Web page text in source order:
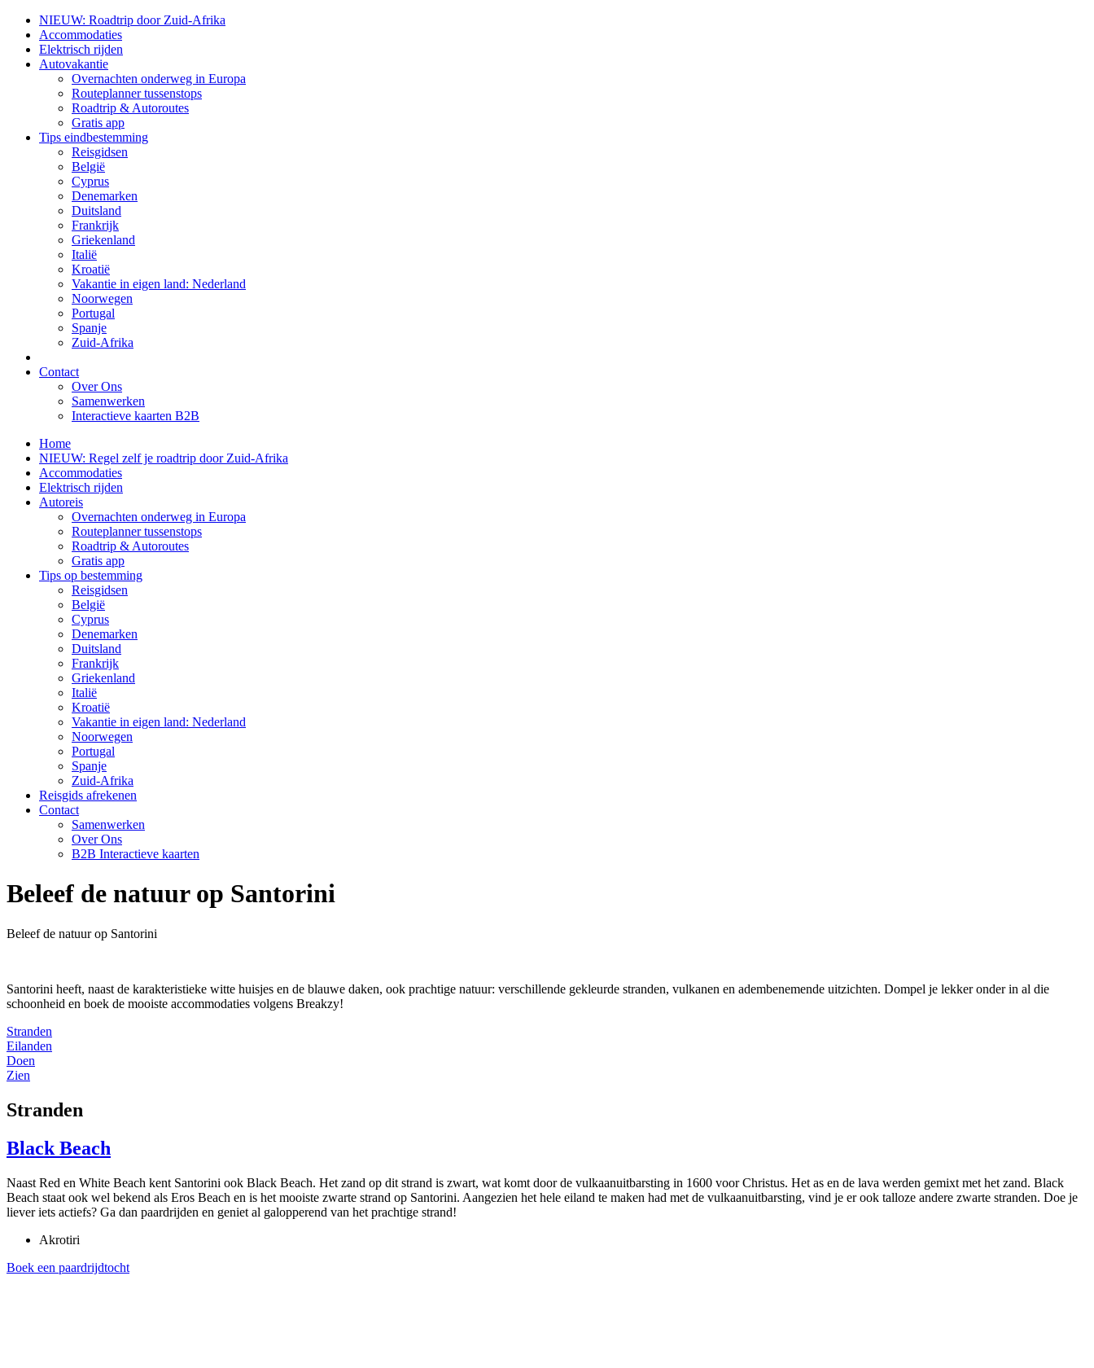
NIEUW: Roadtrip door Zuid-Afrika
Accommodaties
Elektrisch rijden
Autovakantie
Overnachten onderweg in Europa
Routeplanner tussenstops
Roadtrip & Autoroutes
Gratis app
Tips eindbestemming
Reisgidsen
België
Cyprus
Denemarken
Duitsland
Frankrijk
Griekenland
Italië
Kroatië
Vakantie in eigen land: Nederland
Noorwegen
Portugal
Spanje
Zuid-Afrika
Contact
Over Ons
Samenwerken
Interactieve kaarten B2B
Home
NIEUW: Regel zelf je roadtrip door Zuid-Afrika
Accommodaties
Elektrisch rijden
Autoreis
Overnachten onderweg in Europa
Routeplanner tussenstops
Roadtrip & Autoroutes
Gratis app
Tips op bestemming
Reisgidsen
België
Cyprus
Denemarken
Duitsland
Frankrijk
Griekenland
Italië
Kroatië
Vakantie in eigen land: Nederland
Noorwegen
Portugal
Spanje
Zuid-Afrika
Reisgids afrekenen
Contact
Samenwerken
Over Ons
B2B Interactieve kaarten
Beleef de natuur op Santorini
Beleef de natuur op Santorini
Santorini heeft, naast de karakteristieke witte huisjes en de blauwe daken, ook prachtige natuur: verschillende gekleurde stranden, vulkanen en adembenemende uitzichten. Dompel je lekker onder in al die
schoonheid en boek de mooiste accommodaties volgens Breakzy!
Stranden
Eilanden
Doen
Zien
Stranden
Black Beach
Naast Red en White Beach kent Santorini ook Black Beach. Het zand op dit strand is zwart, wat komt door de vulkaanuitbarsting in 1600 voor Christus. Het as en de lava werden gemixt met het zand. Black
Beach staat ook wel bekend als Eros Beach en is het mooiste zwarte strand op Santorini. Aangezien het hele eiland te maken had met de vulkaanuitbarsting, vind je er ook talloze andere zwarte stranden. Doe je
liever iets actiefs? Ga dan paardrijden en geniet al galopperend van het prachtige strand!
Akrotiri
Boek een paardrijdtocht